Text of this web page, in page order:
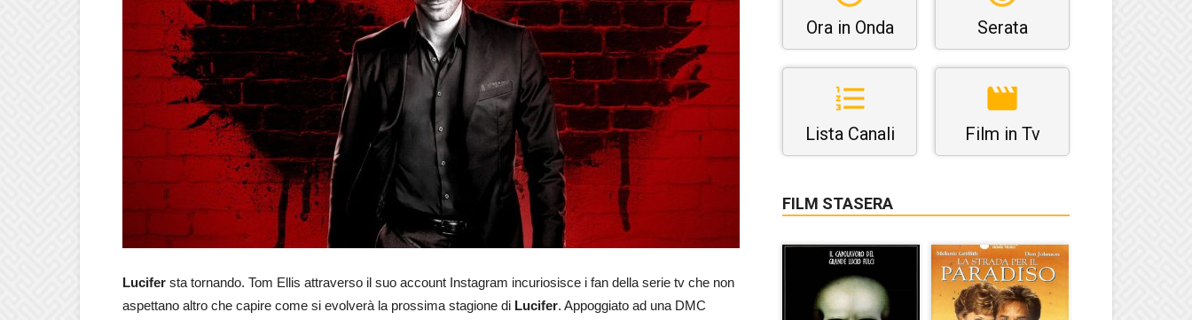
Lucifer sta tornando. Tom Ellis attraverso il suo account Instagram incuriosisce i fan della serie tv che non
aspettano altro che capire come si evolverà la prossima stagione di Lucifer. Appoggiato ad una DMC
Ora in Onda Serata
Lista Canali Film in Tv
FILM STASERA